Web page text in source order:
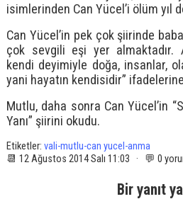
isimlerinden Can Yücel’i ölüm yıl
Can Yücel’in pek çok şiirinde
çok sevgili eşi yer almaktadır.
kendi deyimiyle doğa, insanlar,
yani hayatın kendisidir”
Mutlu, daha sonra Can Yücel’in
Yanı” şiirini okudu.
Etiketler: vali-mutlu-can yucel-anma
📆 12 Ağustos 2014 Salı 11:03 · 💬 0
Bir yanıt